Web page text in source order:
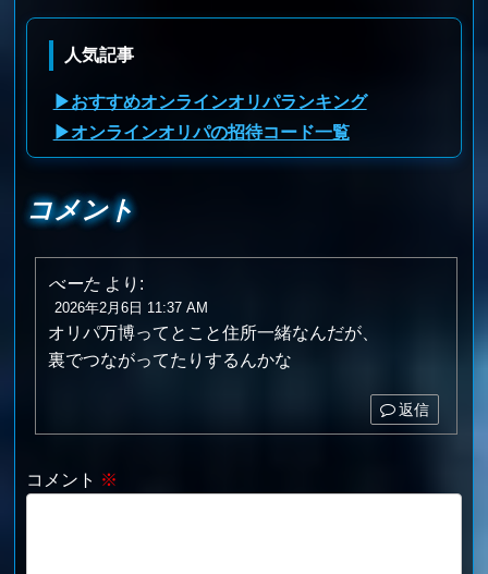
人気記事
▶おすすめオンラインオリパランキング
▶オンラインオリパの招待コード一覧
コメント
べーた より:
2026年2月6日 11:37 AM
オリパ万博ってとこと住所一緒なんだが、
裏でつながってたりするんかな
返信
コメント ※